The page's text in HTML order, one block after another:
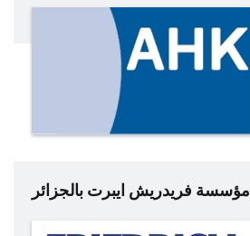
مؤسسة فريدريش ايبرت بالجزائر